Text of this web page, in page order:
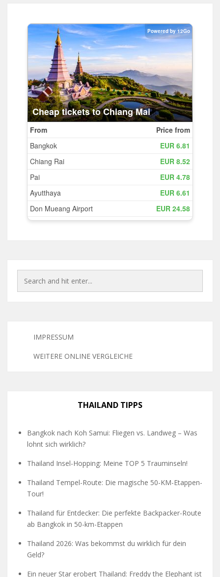
IMPRESSUM
WEITERE ONLINE VERGLEICHE
THAILAND TIPPS
Bangkok nach Koh Samui: Fliegen vs. Landweg – Was
lohnt sich wirklich?
Thailand Insel-Hopping: Meine TOP 5 Trauminseln!
Thailand Tempel-Route: Die magische 50-KM-Etappen-
Tour!
Thailand für Entdecker: Die perfekte Backpacker-Route
ab Bangkok in 50-km-Etappen
Thailand 2026: Was bekommst du wirklich für dein
Geld?
Ein neuer Star erobert Thailand: Freddy the Elephant ist